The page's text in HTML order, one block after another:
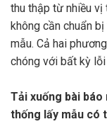
thu thập từ nhiều vị
không cần chuẩn
mẫu. Cả hai
chóng với bất kỳ
Tải xuống bài
thống lấy mẫu có